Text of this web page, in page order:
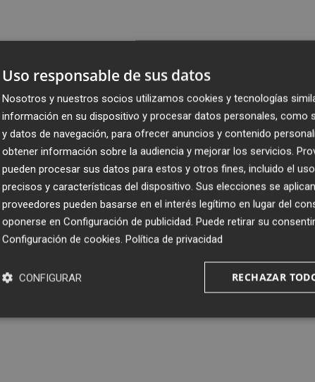
Uso responsable de sus datos
Nosotros y nuestros socios utilizamos cookies y tecnologías
información en su dispositivo y procesar datos personales, como
y datos de navegación, para ofrecer anuncios y contenido
obtener información sobre la audiencia y mejorar los servicios.
pueden procesar sus datos para estos y otros fines, incluido el
precisos y características del dispositivo. Sus elecciones se
proveedores pueden basarse en el interés legítimo en lugar del
oponerse en Configuración de publicidad. Puede retirar su
Configuración de cookies. Política de privacidad
RECHAZAR
CONFIGURAR